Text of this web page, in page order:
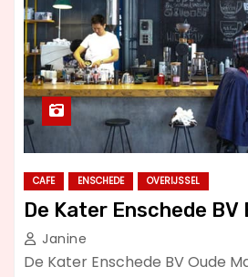
CAFE ENSCHEDE OVERIJSSEL
De Kater Enschede BV
Janine
De Kater Enschede BV Oude